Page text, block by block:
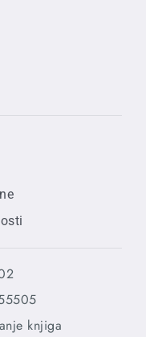
knjiga